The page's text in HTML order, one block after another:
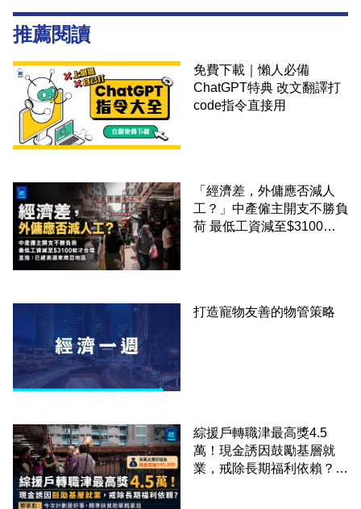
推薦閱讀
免費下載｜懶人必備
ChatGPT特典 改文翻譯打
code指令直接用
「經濟差，外傭應否減人
工？」中產僱主開支不勝負
荷 最低工資減至$3100蚊
打造寵物友善的物管策略
綜援戶轉職津最高獎4.5
萬！現金誘因鼓勵基層就
業，戒除長期福利依賴？鄧